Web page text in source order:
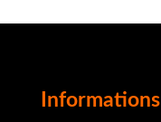
Informations